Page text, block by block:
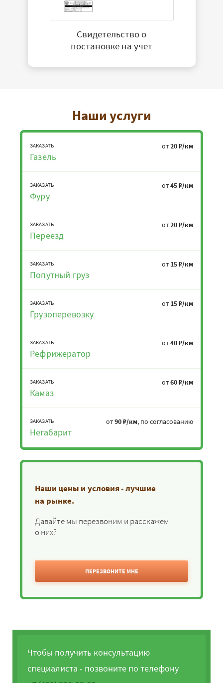
Свидетельство о
постановке на учет
Наши услуги
ЗАКАЗАТЬ
Газель
от20 ₽/км
ЗАКАЗАТЬ
Фуру
от45 ₽/км
ЗАКАЗАТЬ
Переезд
от20 ₽/км
ЗАКАЗАТЬ
Попутный груз
от 15 ₽/км
ЗАКАЗАТЬ
Грузоперевозку
от 15 ₽/км
ЗАКАЗАТЬ
Рефрижератор
от40 ₽/км
ЗАКАЗАТЬ
Камаз
от60 ₽/км
ЗАКАЗАТЬ
Негабарит
от90 ₽/км, по согласованию
Наши цены и условия - лучшие
на рынке.
Давайте мы перезвоним и расскажем
о них?
ПЕРЕЗВОНИТЕ МНЕ
Чтобы получить консультацию
специалиста - позвоните по телефону